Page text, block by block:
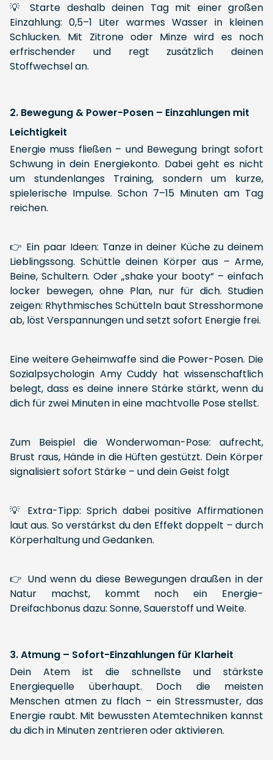
💡 Starte deshalb deinen Tag mit einer großen
Einzahlung: 0,5–1 Liter warmes Wasser in kleinen
Schlucken. Mit Zitrone oder Minze wird es noch
erfrischender und regt zusätzlich deinen
Stoffwechsel an.
2. Bewegung & Power-Posen – Einzahlungen mit
Leichtigkeit
Energie muss fließen – und Bewegung bringt sofort
Schwung in dein Energiekonto. Dabei geht es nicht
um stundenlanges Training, sondern um kurze,
spielerische Impulse. Schon 7–15 Minuten am Tag
reichen.
👉 Ein paar Ideen: Tanze in deiner Küche zu deinem
Lieblingssong. Schüttle deinen Körper aus – Arme,
Beine, Schultern. Oder „shake your booty“ – einfach
locker bewegen, ohne Plan, nur für dich. Studien
zeigen: Rhythmisches Schütteln baut Stresshormone
ab, löst Verspannungen und setzt sofort Energie frei.
Eine weitere Geheimwaffe sind die Power-Posen. Die
Sozialpsychologin Amy Cuddy hat wissenschaftlich
belegt, dass es deine innere Stärke stärkt, wenn du
dich für zwei Minuten in eine machtvolle Pose stellst.
Zum Beispiel die Wonderwoman-Pose: aufrecht,
Brust raus, Hände in die Hüften gestützt. Dein Körper
signalisiert sofort Stärke – und dein Geist folgt
💡 Extra-Tipp: Sprich dabei positive Affirmationen
laut aus. So verstärkst du den Effekt doppelt – durch
Körperhaltung und Gedanken.
👉 Und wenn du diese Bewegungen draußen in der
Natur machst, kommt noch ein Energie-
Dreifachbonus dazu: Sonne, Sauerstoff und Weite.
3. Atmung – Sofort-Einzahlungen für Klarheit
Dein Atem ist die schnellste und stärkste
Energiequelle überhaupt. Doch die meisten
Menschen atmen zu flach – ein Stressmuster, das
Energie raubt. Mit bewussten Atemtechniken kannst
du dich in Minuten zentrieren oder aktivieren.